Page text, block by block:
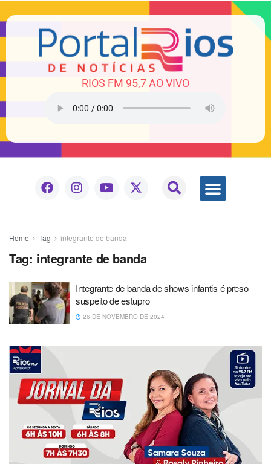
RIOS FM 95,7 AO VIVO
Home Tag integrante de banda
Tag: integrante de banda
Integrante de banda de shows infantis é preso
suspeito de estupro
26 DE NOVEMBRO DE 2024